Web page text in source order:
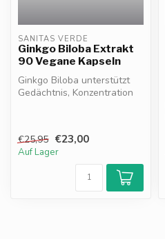
SANITAS VERDE
Ginkgo Biloba Extrakt
90 Vegane Kapseln
Ginkgo Biloba unterstützt
Gedächtnis, Konzentration
€25,95 €23,00
Auf Lager